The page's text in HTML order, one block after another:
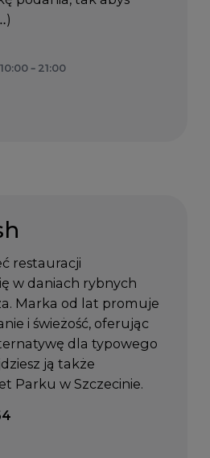
– 21:00
restauracji
w daniach rybnych
Marka od lat promuje
i świeżość, oferując
dla typowego
ją także
Parku w Szczecinie.